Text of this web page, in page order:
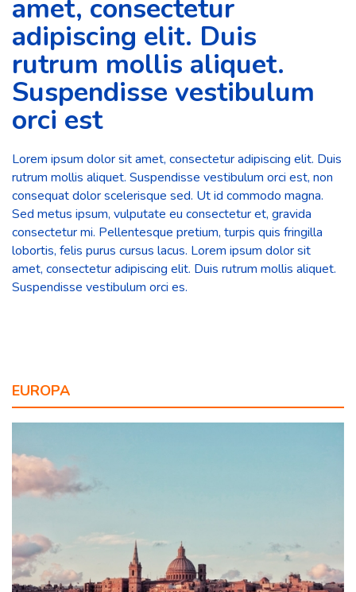
amet, consectetur
adipiscing elit. Duis
rutrum mollis aliquet.
Suspendisse vestibulum
orci est
Lorem ipsum dolor sit amet, consectetur adipiscing elit. Duis
rutrum mollis aliquet. Suspendisse vestibulum orci est, non
consequat dolor scelerisque sed. Ut id commodo magna.
Sed metus ipsum, vulputate eu consectetur et, gravida
consectetur mi. Pellentesque pretium, turpis quis fringilla
lobortis, felis purus cursus lacus. Lorem ipsum dolor sit
amet, consectetur adipiscing elit. Duis rutrum mollis aliquet.
Suspendisse vestibulum orci es.
AMÉRICA
OCEANÍA
EUROPA
ASIA